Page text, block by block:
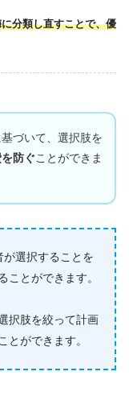
分類し直すことで、優
基づいて、選択肢を
防ぐ ことができま
選択することを
ことができます。
択肢を絞って計画
とができます。